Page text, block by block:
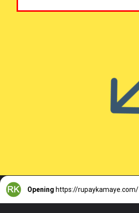
Opening https://rupaykamaye.com/